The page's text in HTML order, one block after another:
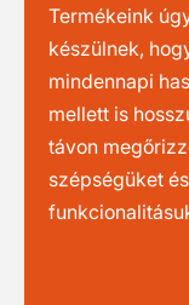
Termékeink
készülnek,
mindennapi
mellett is
távon
szépségüket és